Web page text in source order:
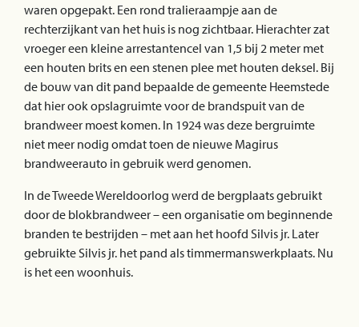
waren opgepakt. Een rond tralieraampje aan de
rechterzijkant van het huis is nog zichtbaar. Hierachter zat
vroeger een kleine arrestantencel van 1,5 bij 2 meter met
een houten brits en een stenen plee met houten deksel. Bij
de bouw van dit pand bepaalde de gemeente Heemstede
dat hier ook opslagruimte voor de brandspuit van de
brandweer moest komen. In 1924 was deze bergruimte
niet meer nodig omdat toen de nieuwe Magirus
brandweerauto in gebruik werd genomen.
In de Tweede Wereldoorlog werd de bergplaats gebruikt
door de blokbrandweer – een organisatie om beginnende
branden te bestrijden – met aan het hoofd Silvis jr. Later
gebruikte Silvis jr. het pand als timmermanswerkplaats. Nu
is het een woonhuis.